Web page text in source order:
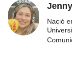
Nació